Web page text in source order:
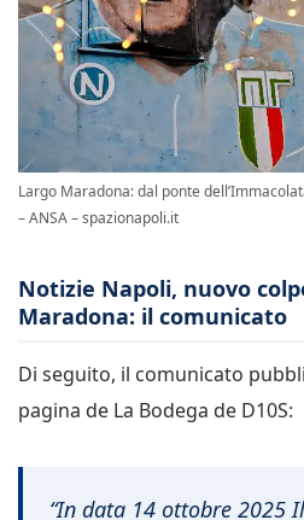
Largo Maradona: dal ponte
– ANSA – spazionapoli.it
Notizie Napoli, nuovo
Maradona: il comunicato
Di seguito, il comunicato
pagina de La Bodega de D10S:
“In data 14 ottobre 2025